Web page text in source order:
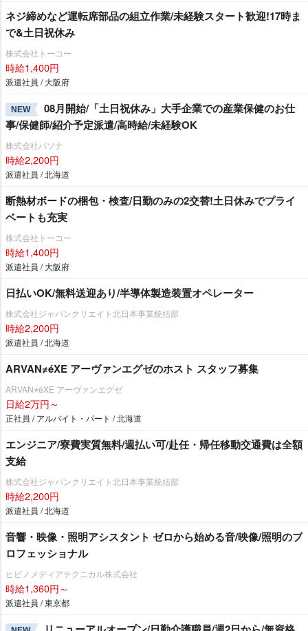
ネジ締めなど運転席部品の組立作業/未経験スタート歓迎!17時ま
で&土日祝休み
株式会社トーコー
時給1,400円
派遣社員 / 大阪府
NEW
08月開始/「土日祝休み」大手企業での産業保健のお仕
事/保健師/紹介予定派遣/高時給/未経験OK
株式会社パソナ
時給2,200円
派遣社員 / 北海道
断熱材ボードの梱包・検査/日勤のみの2交替!土日休みでプライ
ベートも充実
株式会社トーコー
時給1,400円
派遣社員 / 大阪府
日払いOK/無料送迎あり/半導体製造装置オペレーター
株式会社ジャパンクリエイト北日本事業統括部
時給2,200円
派遣社員 / 北海道
ARVAN≠éXE アーヴァンエグゼのホスト スタッフ募集
ARVAN≠éXE アーヴァンエグゼ
日給2万円～
正社員 / アルバイト・パート / 北海道
エンジニア/寮費実質無料/週払い可/赴任・帰任移動交通費は全額
支給
株式会社ジャパンクリエイト北日本事業統括部
時給2,200円
派遣社員 / 北海道
音響・映像・照明アシスタント ゼロから始める音/映像/照明のプ
ロフェッショナル
ヒビノメディアテクニカル株式会社
時給1,360円～
派遣社員 / 東京都